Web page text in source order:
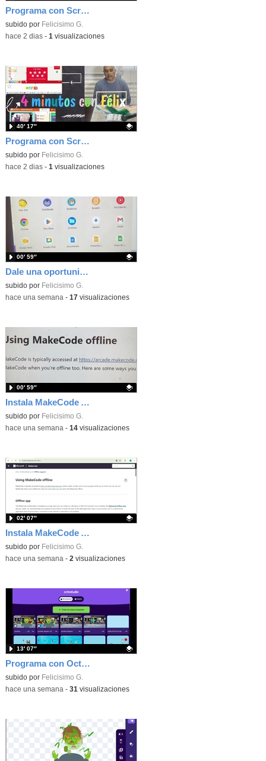
Programa con Scratch, 8 diferentes juegos para vivir la emoción de los partidos de España en el mundial 2026
Contenido educativo.
subido por Felicisimo G.
-hace 2 dias- 1 visualizaciones
Programa con Scratch juegos con los partidos del mundial 2026 ganados por España
Contenido educativo.
subido por Felicisimo G.
40′ 17″
-hace 2 dias- 1 visualizaciones
Dale una oportunidad a los Chromebooks y utiliza un proyector para realizar talleres si no tienes pantallas táctiles
Contenido educativo.
subido por Felicisimo G.
00′ 59″
-hace una semana - 17 visualizaciones
Instala MakeCode Arcade para trabajar offline en tu tablet, ordenador, Chromebook
Contenido educativo.
subido por Felicisimo G.
00′ 59″
-hace una semana - 14visualizaciones
Instala MakeCode Arcade offline para programar grandes juegos sin necesidad de Internet
Contenido educativo.
subido por Felicisimo G.
02′ 07″
-hace una semana - 2 visualizaciones
Programa con OctoStudio, un juego de disparos contra Zombies con un cargador basado en el House of the dead
Contenido educativo.
subido por Felicisimo G.
13′ 07″
-hace una semana - 31 visualizaciones